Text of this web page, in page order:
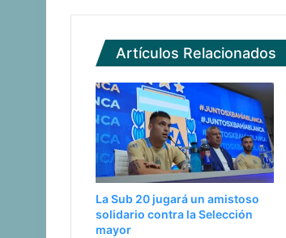
Artículos Relacionados
La Sub 20 jugará un amistoso
solidario contra la Selección
mayor